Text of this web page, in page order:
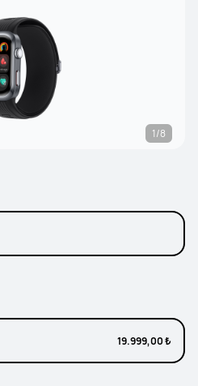
1/8
19.999,00 ₺